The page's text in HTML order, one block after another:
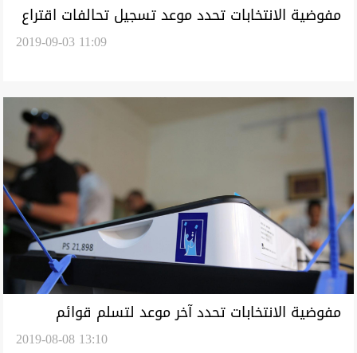
مفوضية الانتخابات تحدد موعد تسجيل تحالفات اقتراع
2019-09-03 11:09
مفوضية الانتخابات تحدد آخر موعد لتسلم قوائم
2019-08-08 13:10